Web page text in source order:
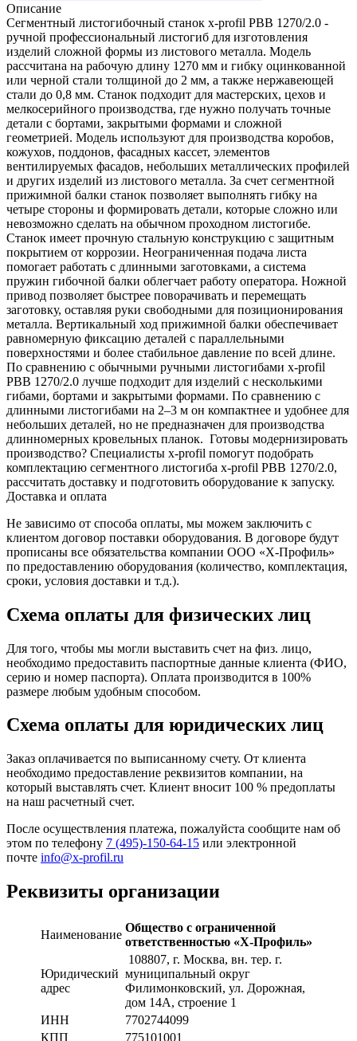
Описание
Сегментный листогибочный станок x-profil PBB 1270/2.0 -
ручной профессиональный листогиб для изготовления
изделий сложной формы из листового металла. Модель
рассчитана на рабочую длину 1270 мм и гибку оцинкованной
или черной стали толщиной до 2 мм, а также нержавеющей
стали до 0,8 мм. Станок подходит для мастерских, цехов и
мелкосерийного производства, где нужно получать точные
детали с бортами, закрытыми формами и сложной
геометрией. Модель используют для производства коробов,
кожухов, поддонов, фасадных кассет, элементов
вентилируемых фасадов, небольших металлических профилей
и других изделий из листового металла. За счет сегментной
прижимной балки станок позволяет выполнять гибку на
четыре стороны и формировать детали, которые сложно или
невозможно сделать на обычном проходном листогибе.
Станок имеет прочную стальную конструкцию с защитным
покрытием от коррозии. Неограниченная подача листа
помогает работать с длинными заготовками, а система
пружин гибочной балки облегчает работу оператора. Ножной
привод позволяет быстрее поворачивать и перемещать
заготовку, оставляя руки свободными для позиционирования
металла. Вертикальный ход прижимной балки обеспечивает
равномерную фиксацию деталей с параллельными
поверхностями и более стабильное давление по всей длине.
По сравнению с обычными ручными листогибами x-profil
PBB 1270/2.0 лучше подходит для изделий с несколькими
гибами, бортами и закрытыми формами. По сравнению с
длинными листогибами на 2–3 м он компактнее и удобнее для
небольших деталей, но не предназначен для производства
длинномерных кровельных планок. Готовы модернизировать
производство? Специалисты x-profil помогут подобрать
комплектацию сегментного листогиба x-profil PBB 1270/2.0,
рассчитать доставку и подготовить оборудование к запуску.
Доставка и оплата
Не зависимо от способа оплаты, мы можем заключить с
клиентом договор поставки оборудования. В договоре будут
прописаны все обязательства компании ООО «Х-Профиль»
по предоставлению оборудования (количество, комплектация,
сроки, условия доставки и т.д.).
Схема оплаты для физических лиц
Для того, чтобы мы могли выставить счет на физ. лицо,
необходимо предоставить паспортные данные клиента (ФИО,
серию и номер паспорта). Оплата производится в 100%
размере любым удобным способом.
Схема оплаты для юридических лиц
Заказ оплачивается по выписанному счету. От клиента
необходимо предоставление реквизитов компании, на
который выставлять счет. Клиент вносит 100 % предоплаты
на наш расчетный счет.
После осуществления платежа, пожалуйста сообщите нам об
этом по телефону 7 (495)-150-64-15 или электронной
почте info@x-profil.ru
Реквизиты организации
Наименование
Общество с ограниченной
ответственностью «Х-Профиль»
Юридический
адрес
108807, г. Москва, вн. тер. г.
муниципальный округ
Филимонковский, ул. Дорожная,
дом 14А, строение 1
ИНН
7702744099
КПП
775101001